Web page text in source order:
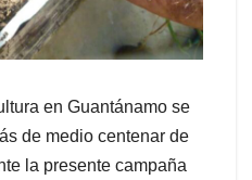
en Guantánamo se
de medio centenar de
la presente campaña